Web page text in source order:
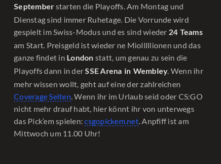
September starten die Playoffs. Am Montag und
Dienstag sind immer Ruhetage. Die Vorrunde wird
gespielt im Swiss-Modus und es sind wieder 24 Teams
am Start. Preisgeld ist wieder ne Miolllllionen und das
ganze findet in London statt, um genau zu sein die
Playoffs dann in derSSE Arena in Wembley. Wenn ihr
mehr wissen wollt, geht auf eine der zahlreichen
Coverage Seiten. Wenn ihr im Urlaub seid oder CS:GO
nicht mehr drauf habt, hier könnt ihr von unterwegs
das Pick’em spielen:csgopickem.net. Anpfiff ist am
Mittwoch um 11.00 Uhr!